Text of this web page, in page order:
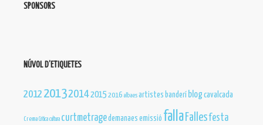
SPONSORS
NÚVOL D’ETIQUETES
2012 201320142015 2016 albaesartistes banderí blog cavalcada
Crema Critica cultura curtmetragedemanaes emissió falla Fallesfesta